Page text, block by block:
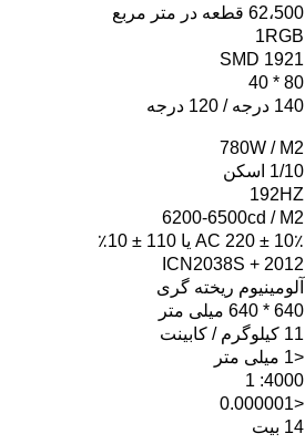
62،500 قطعه در متر مربع
1RGB
SMD 1921
80 * 40
140 درجه / 120 درجه
780W / M2
1/10 اسکن
192HZ
6200-6500cd / M2
AC 220 ± 10٪ یا 110 ± 10٪
ICN2038S + 2012
آلومینیوم ریخته گری
640 * 640 میلی متر
11 کیلوگرم / کابینت
<1 میلی متر
4000: 1
<0.000001
14 بیت